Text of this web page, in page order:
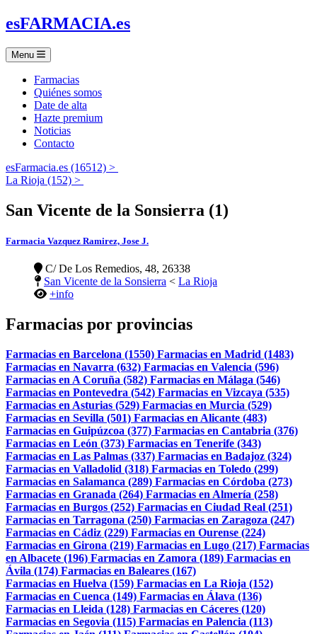
esFARMACIA.es
Menu
Farmacias
Quiénes somos
Date de alta
Hazte premium
Noticias
Contacto
esFarmacia.es (16512) >
La Rioja (152) >
San Vicente de la Sonsierra (1)
Farmacia Vazquez Ramirez, Jose J.
C/ De Los Remedios, 48, 26338
San Vicente de la Sonsierra < La Rioja
+info
Farmacias por provincias
Farmacias en Barcelona (1550) Farmacias en Madrid (1483)
Farmacias en Navarra (632) Farmacias en Valencia (596)
Farmacias en A Coruña (582) Farmacias en Málaga (546)
Farmacias en Pontevedra (542) Farmacias en Vizcaya (535)
Farmacias en Asturias (529) Farmacias en Murcia (529)
Farmacias en Sevilla (501) Farmacias en Alicante (483)
Farmacias en Guipúzcoa (377) Farmacias en Cantabria (376)
Farmacias en León (373) Farmacias en Tenerife (343)
Farmacias en Las Palmas (337) Farmacias en Badajoz (324)
Farmacias en Valladolid (318) Farmacias en Toledo (299)
Farmacias en Salamanca (289) Farmacias en Córdoba (273)
Farmacias en Granada (264) Farmacias en Almería (258)
Farmacias en Burgos (252) Farmacias en Ciudad Real (251)
Farmacias en Tarragona (250) Farmacias en Zaragoza (247)
Farmacias en Cádiz (229) Farmacias en Ourense (224)
Farmacias en Girona (219) Farmacias en Lugo (217) Farmacias
en Albacete (196) Farmacias en Zamora (189) Farmacias en
Ávila (174) Farmacias en Baleares (167)
Farmacias en Huelva (159) Farmacias en La Rioja (152)
Farmacias en Cuenca (149) Farmacias en Álava (136)
Farmacias en Lleida (128) Farmacias en Cáceres (120)
Farmacias en Segovia (115) Farmacias en Palencia (113)